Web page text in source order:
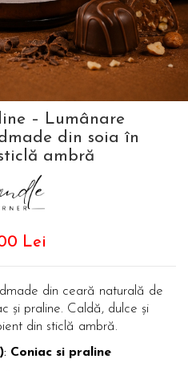
– Lumânare
din soia în
ambră
Lei
din ceară naturală de
și praline. Caldă, dulce și
din sticlă ambră.
: Coniac si praline